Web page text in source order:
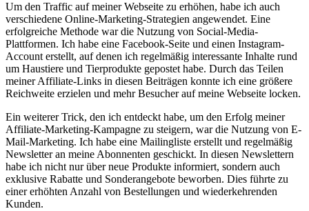
Um den‍ Traffic auf‍ meiner Webseite zu erhöhen, ‍habe ich ⁤auch
verschiedene ⁤Online-Marketing-Strategien angewendet. Eine
erfolgreiche Methode war ⁣die‍ Nutzung von Social-Media-
Plattformen. Ich habe eine Facebook-Seite‍ und einen ​Instagram-
Account erstellt, auf denen​ ich ⁢regelmäßig​ interessante⁢ Inhalte rund
⁣um⁤ Haustiere und Tierprodukte gepostet habe. ‍Durch das Teilen
meiner⁤ Affiliate-Links in diesen Beiträgen konnte ich ‌eine größere
Reichweite​ erzielen und mehr Besucher⁢ auf meine⁣ Webseite⁣ locken.
Ein‍ weiterer ‍Trick, ‌den ich ‍entdeckt habe,⁣ um den⁣ Erfolg meiner⁢
Affiliate-Marketing-Kampagne zu steigern, ⁣war die‌ Nutzung von ⁣E-
Mail-Marketing. Ich ‍habe eine Mailingliste erstellt und regelmäßig⁤
Newsletter ⁤an meine ‍Abonnenten geschickt. ‍In diesen Newslettern‌
habe ich nicht nur über neue Produkte informiert,‍ sondern auch
exklusive Rabatte und Sonderangebote beworben. Dies führte zu
einer erhöhten⁤ Anzahl von Bestellungen und wiederkehrenden
Kunden.